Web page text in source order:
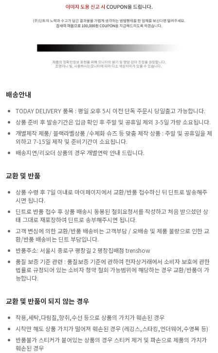
배송안내
TODAY DELIVERY 품목 : 평일 오후 5시 이전 단독 주문시 당일출고 가능합니다.
상품 준비 후 발송기간은 입금 확인 후 주말 및 공휴일 제외 3-5일 가량 소요됩니다.
개별제작 제품/ 블랙라벨상품 /수제화 슈즈 등 맞춤 제작 상품 : 주말 및 공휴일을 제
외하고 7-15일 제작 및 준비기간이 소요됩니다.
배송지연/리오더 상품의 경우 개별연락 안내 드립니다.
교환 및 반품
상품 수령 후 7일 이내로 마이페이지에서 교환/반품 접수하신 뒤 딘트로 발송해주
시면 됩니다.
딘트로 반품 접수 후 상품 배송시 동봉된 철회요청서를 작성하고 처음 받으셨던 상
태 그대로 재포장하여 딘트로 송부해주시면 됩니다.
고객 변심에 의한 교환/반품 배송비는 고객부담 / 오배송 및 제품 불량으로 인한 교
환/반품 배송비는 딘트 부담입니다.
반품주소: 서울시 종로구 평창길 2 평창집배점 trenshow
품질 보증 기준 관련 : 품질보증 기준에 관하여 전자상거래에서 소비자 보호에 관한
법률로 규정되어 있는 소비자 청약 철회 가능범위에 해당하는 경우 교환/반품이 가
능합니다.
교환 및 반품이 되지 않는 경우
착용,세탁,다림질,향취,수선 등으로 상품의 가치가 훼손된 경우
시착만 해도 상품 가치가 떨어져 훼손된 경우 (레깅스,스타킹,언더웨어,수영복 등)
반품불가 스티커가 붙어있는 상품의 경우 스티커 제거 및 파손으로 제품의 가치가
훼손된 경우